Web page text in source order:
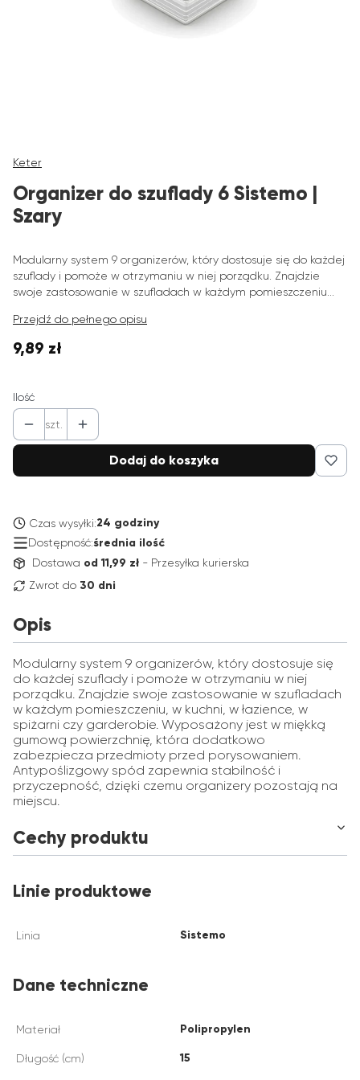
Keter
Organizer do szuflady 6 Sistemo |
Szary
Modularny system 9 organizerów, który dostosuje się do każdej
szuflady i pomoże w otrzymaniu w niej porządku. Znajdzie
swoje zastosowanie w szufladach w każdym pomieszczeniu...
Przejdź do pełnego opisu
Cena
9,89 zł
Ilość
szt.
Dodaj do koszyka
Czas wysyłki:24 godziny
Dostępność:średnia ilość
Dostawa od 11,99 zł - Przesyłka kurierska
Zwrot do 30 dni
Opis
Modularny system 9 organizerów, który dostosuje się
do każdej szuflady i pomoże w otrzymaniu w niej
porządku. Znajdzie swoje zastosowanie w szufladach
w każdym pomieszczeniu, w kuchni, w łazience, w
spiżarni czy garderobie. Wyposażony jest w miękką
gumową powierzchnię, która dodatkowo
zabezpiecza przedmioty przed porysowaniem.
Antypoślizgowy spód zapewnia stabilność i
przyczepność, dzięki czemu organizery pozostają na
miejscu.
Cechy produktu
Linie produktowe
Linia Sistemo
Dane techniczne
Materiał Polipropylen
Długość (cm) 15